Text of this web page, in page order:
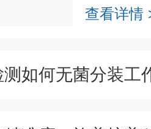
精度、避
查看详情
如何无菌分装工